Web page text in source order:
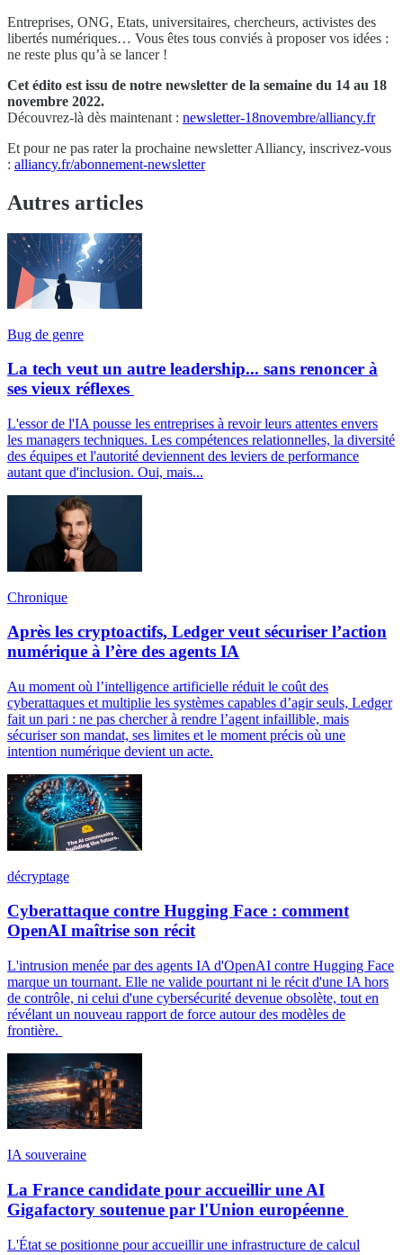
Entreprises, ONG, Etats, universitaires, chercheurs, activistes des
libertés numériques… Vous êtes tous conviés à proposer vos idées :
ne reste plus qu’à se lancer !
Cet édito est issu de notre newsletter de la semaine du 14 au 18
novembre 2022.
Découvrez-là dès maintenant : newsletter-18novembre/alliancy.fr
Et pour ne pas rater la prochaine newsletter Alliancy, inscrivez-vous
: alliancy.fr/abonnement-newsletter
Autres articles
Bug de genre
La tech veut un autre leadership... sans renoncer à
ses vieux réflexes
L'essor de l'IA pousse les entreprises à revoir leurs attentes envers
les managers techniques. Les compétences relationnelles, la diversité
des équipes et l'autorité deviennent des leviers de performance
autant que d'inclusion. Oui, mais...
Chronique
Après les cryptoactifs, Ledger veut sécuriser l’action
numérique à l’ère des agents IA
Au moment où l’intelligence artificielle réduit le coût des
cyberattaques et multiplie les systèmes capables d’agir seuls, Ledger
fait un pari : ne pas chercher à rendre l’agent infaillible, mais
sécuriser son mandat, ses limites et le moment précis où une
intention numérique devient un acte.
décryptage
Cyberattaque contre Hugging Face : comment
OpenAI maîtrise son récit
L'intrusion menée par des agents IA d'OpenAI contre Hugging Face
marque un tournant. Elle ne valide pourtant ni le récit d'une IA hors
de contrôle, ni celui d'une cybersécurité devenue obsolète, tout en
révélant un nouveau rapport de force autour des modèles de
frontière.
IA souveraine
La France candidate pour accueillir une AI
Gigafactory soutenue par l'Union européenne
L'État se positionne pour accueillir une infrastructure de calcul